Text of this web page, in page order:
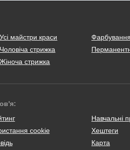
Усі майстри краси
Чоловіча стрижка
Жіноча стрижка
cookie
Навчальні
Хештеги
Карта